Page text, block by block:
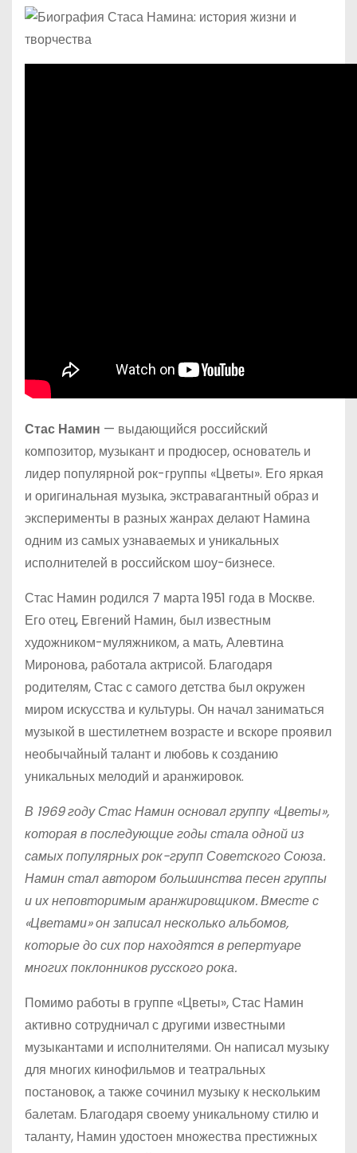
Стас Намин — выдающийся российский
композитор, музыкант и продюсер, основатель и
лидер популярной рок-группы «Цветы». Его яркая
и оригинальная музыка, экстравагантный образ и
эксперименты в разных жанрах делают Намина
одним из самых узнаваемых и уникальных
исполнителей в российском шоу-бизнесе.
Стас Намин родился 7 марта 1951 года в Москве.
Его отец, Евгений Намин, был известным
художником-муляжником, а мать, Алевтина
Миронова, работала актрисой. Благодаря
родителям, Стас с самого детства был окружен
миром искусства и культуры. Он начал заниматься
музыкой в шестилетнем возрасте и вскоре проявил
необычайный талант и любовь к созданию
уникальных мелодий и аранжировок.
В 1969 году Стас Намин основал группу «Цветы»,
которая в последующие годы стала одной из
самых популярных рок-групп Советского Союза.
Намин стал автором большинства песен группы
и их неповторимым аранжировщиком. Вместе с
«Цветами» он записал несколько альбомов,
которые до сих пор находятся в репертуаре
многих поклонников русского рока.
Помимо работы в группе «Цветы», Стас Намин
активно сотрудничал с другими известными
музыкантами и исполнителями. Он написал музыку
для многих кинофильмов и театральных
постановок, а также сочинил музыку к нескольким
балетам. Благодаря своему уникальному стилю и
таланту, Намин удостоен множества престижных